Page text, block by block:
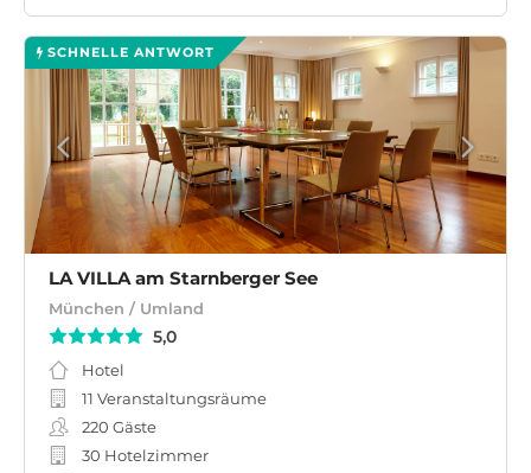
SCHNELLE ANTWORT
LA VILLA am Starnberger See
München / Umland
5,0
Hotel
11 Veranstaltungsräume
220 Gäste
30 Hotelzimmer